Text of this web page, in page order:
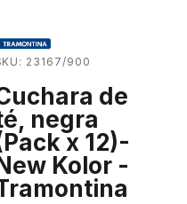
23167/900
de
negra
x 12)-
New Kolor -